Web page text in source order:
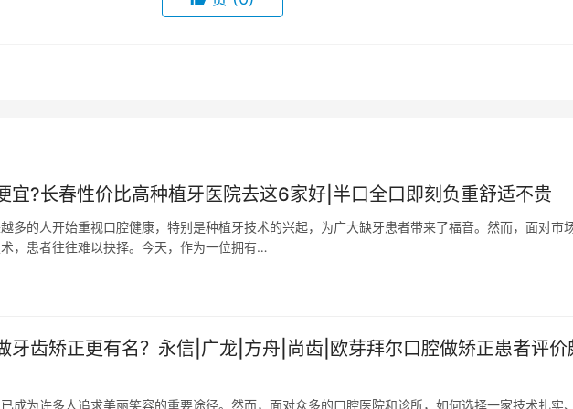
宜?长春性价比高种植牙医院去这6家好|半口全口即刻负重舒适不贵
多的人开始重视口腔健康，特别是种植牙技术的兴起，为广大缺牙患者带来了福音。然而，面对市
，患者往往难以抉择。今天，作为一位拥有…
牙齿矫正更有名？永信|广龙|方舟|尚齿|欧芽拜尔口腔做矫正患者评价
成为许多人追求美丽笑容的重要途径。然而，面对众多的口腔医院和诊所，如何选择一家技术扎实